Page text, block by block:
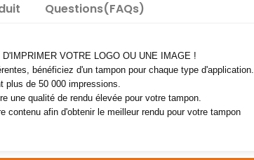
Questions(FAQs)
VOTRE LOGO OU UNE IMAGE !
bénéficiez d'un tampon pour chaque type d'application.
plus de 50 000 impressions.
une qualité de rendu élevée pour votre tampon.
contenu afin d'obtenir le meilleur rendu pour votre tampon